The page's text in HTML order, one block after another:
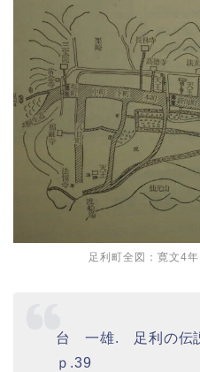
足利町全図：寛文4
台 一雄. 足利の伝
ｐ.39